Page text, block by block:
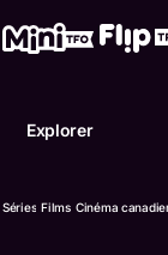
Explorer
Séries Films Cinéma
Conditions
Confidentialité
langue